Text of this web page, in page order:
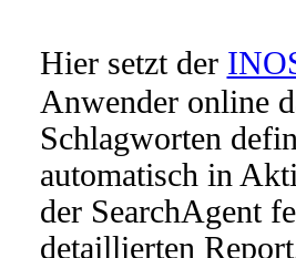
Hier setzt der
Anwender online
Schlagworten
automatisch in
der SearchAgent
detaillierten